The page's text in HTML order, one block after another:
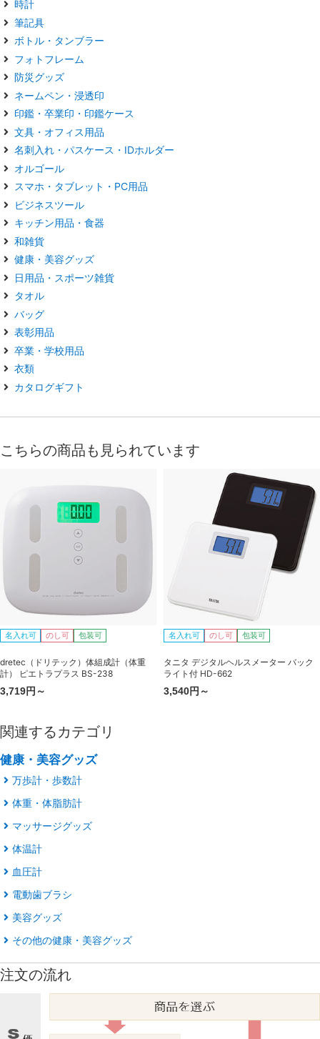
時計
筆記具
ボトル・タンブラー
フォトフレーム
防災グッズ
ネームペン・浸透印
印鑑・卒業印・印鑑ケース
文具・オフィス用品
名刺入れ・パスケース・IDホルダー
オルゴール
スマホ・タブレット・PC用品
ビジネスツール
キッチン用品・食器
和雑貨
健康・美容グッズ
日用品・スポーツ雑貨
タオル
バッグ
表彰用品
卒業・学校用品
衣類
カタログギフト
こちらの商品も見られています
名入れ可 のし可 包装可
dretec（ドリテック）体組成計（体重
計） ピエトラプラス BS-238
3,719円～
名入れ可 のし可 包装可
タニタ デジタルヘルスメーター バック
ライト付 HD-662
3,540円～
関連するカテゴリ
健康・美容グッズ
万歩計・歩数計
体重・体脂肪計
マッサージグッズ
体温計
血圧計
電動歯ブラシ
美容グッズ
その他の健康・美容グッズ
注文の流れ